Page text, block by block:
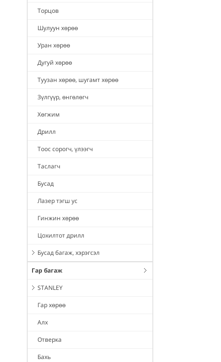
Торцов
Шулуун хөрөө
Уран хөрөө
Дугуй хөрөө
Туузан хөрөө, шугамт хөрөө
Зүлгүүр, өнгөлөгч
Хөгжим
Дрилл
Тоос сорогч, үлээгч
Таслагч
Бусад
Лазер тэгш ус
Гинжин хөрөө
Цохилтот дрилл
Бусад багаж, хэрэгсэл
Гар багаж
STANLEY
Гар хөрөө
Алх
Отверка
Бахь